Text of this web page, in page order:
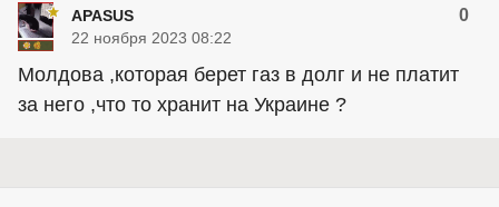
APASUS 0
22 ноября 2023 08:22
Молдова ,которая берет газ в долг и не платит
за него ,что то хранит на Украине ?